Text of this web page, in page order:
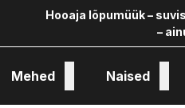
Hooaja lõpumüük –
–
Mehed Naised